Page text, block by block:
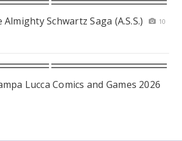
Schwartz Saga (A.S.S.)
10
Lucca Comics and Games 2026